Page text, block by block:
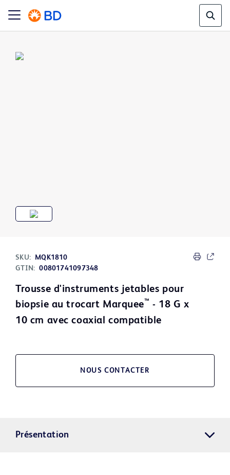
SKU:
MQK1810
GTIN: 00801741097348
Trousse d'instruments jetables pour
biopsie au trocart Marquee™ - 18 G x
10 cm avec coaxial compatible
NOUS CONTACTER
Présentation